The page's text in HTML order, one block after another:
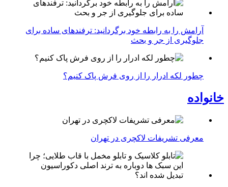
آرامش را به رابطه خود برگردانید: ترفندهای ساده برای
جلوگیری از جر و بحث
چطور لکه ادرار را از روی فرش پاک کنیم؟
خانواده
معرفی تشریفات لاکچری در تهران